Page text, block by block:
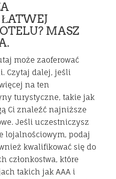
MASZ
może zaoferować
Czytaj dalej, jeśli
na ten
turystyczne, takie jak
Ci znaleźć najniższe
Jeśli uczestniczysz
lojalnościowym, podaj
kwalifikować się do
członkostwa, które
takich jak AAA i